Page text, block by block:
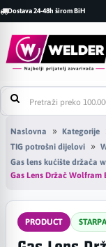
Dostava 24-48h širom BiH
Naslovna Kategorije
TIG potrošni dijelovi
Gas lens kućište držača
Gas Lens Držač Wolfram
PRODUCT